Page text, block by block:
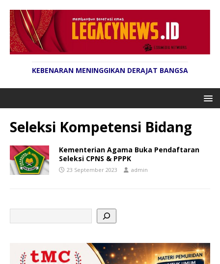
KEBENARAN MENINGGIKAN DERAJAT BANGSA
Seleksi Kompetensi Bidang
Kementerian Agama Buka Pendaftaran
Seleksi CPNS & PPPK
23 September 2023 admin